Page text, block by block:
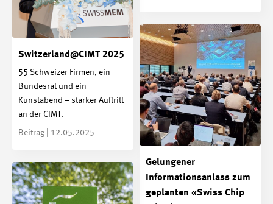
Switzerland@CIMT 2025
55 Schweizer Firmen, ein
Bundesrat und ein
Kunstabend – starker Auftritt
an der CIMT.
Beitrag | 12.05.2025
Gelungener
Informationsanlass zum
geplanten «Swiss Chip